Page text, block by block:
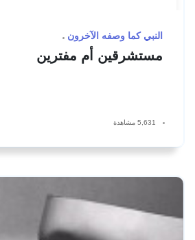
النبي كما وصفه الآخرون
مستشرقين أم مفترين
5,631 مشاهدة